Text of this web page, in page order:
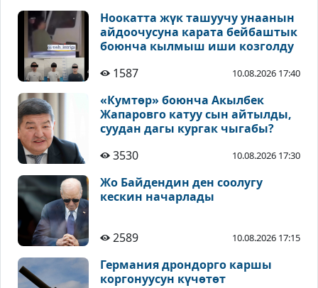
Ноокатта жүк ташуучу унаанын
айдоочусуна карата бейбаштык
боюнча кылмыш иши козголду
1587
10.08.2026 17:40
«Кумтөр» боюнча Акылбек
Жапаровго катуу сын айтылды,
суудан дагы кургак чыгабы?
3530
10.08.2026 17:30
Жо Байдендин ден соолугу
кескин начарлады
2589 10.08.2026 17:15
Германия дрондорго каршы
коргонуусун күчөтөт